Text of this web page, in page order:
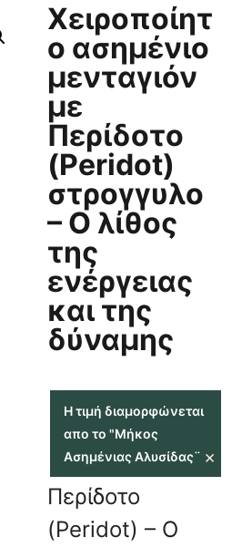
Χειροποίητ
ο ασημένιο
μενταγιόν
με
Περίδοτο
(Peridot)
στρογγυλο
– Ο λίθος
της
ενέργειας
και της
δύναμης
Η τιμή διαμορφώνεται
απο το "Μήκος
Ασημένιας Αλυσίδας¨ ×
Περίδοτο
(Peridot) – Ο